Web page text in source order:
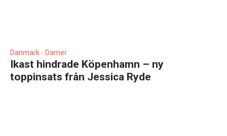
Danmark - Damer
Ikast hindrade Köpenhamn – ny
toppinsats från Jessica Ryde